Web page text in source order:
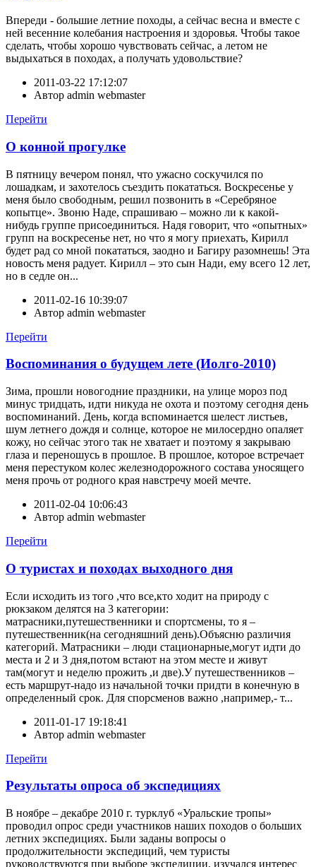
Впереди - большие летние походы, а сейчас весна и вместе с
ней весенние колебания настроения и здоровья. Чтобы такое
сделать, чтобы хорошо чувствовать сейчас, а летом не
выдыхаться в походах, а получать удовольствие?
2011-03-22 17:12:07
Автор admin webmaster
Перейти
О конной прогулке
В пятницу вечером понял, что ужасно соскучился по
лошадкам, и захотелось съездить покататься. Воскресенье у
меня было свободным, решил позвонить в «Серебряное
копытце». Звоню Наде, спрашиваю – можно ли к какой-
нибудь группе присоединиться. Надя говорит, что «опытных»
групп на воскресенье нет, но что я могу приехать, Кирилл
будет рад со мной покататься, заодно и Багиру разомнешь! Эта
новость меня радует. Кирилл – это сын Нади, ему всего 12 лет,
но в седле он...
2011-02-16 10:39:07
Автор admin webmaster
Перейти
Воспоминания о будущем лете (Иолго-2010)
Зима, прошли новогодние праздники, на улице мороз под
минус тридцать, идти никуда не охота и поэтому сегодня день
воспоминаний. День, когда вспоминается шелест листьев,
шум летнего дождя и солнце, которое не милосердно опаляет
кожу, но сейчас этого так не хватает и поэтому я закрываю
глаза и переношусь в прошлое. В прошлое, которое встречает
меня перестуком колес железнодорожного состава уносящего
меня прочь от родного края навстречу моей мечте.
2011-02-04 10:06:43
Автор admin webmaster
Перейти
О туристах и походах выходного дня
Если исходить из того ,что все,кто ходит на природу с
рюкзаком делятся на 3 категории:
матрасники,путешественники и спортсмены, то я –
путешественник(на сегодняшний день).Объясню различия
категорий. Матрасники – люди стационарные,могут идти до
места и 2 и 3 дня,потом встают на этом месте и живут
там(могут и неделю прожить ,и две).У путешественников –
есть маршрут-надо из начальной точки придти в конечную в
определенный срок. Для спорсменов важно ,например,- т...
2011-01-17 19:18:41
Автор admin webmaster
Перейти
Результаты опроса об экспедициях
В ноябре – декабре 2010 г. турклуб «Уральские тропы»
проводил опрос среди участников наших походов о больших
летних экспедициях. Были заданы вопросы о
продолжительности экспедиций, чем туристы
руководствуются при выборе экспедиции, изучался интерес